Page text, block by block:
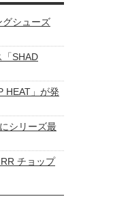
グシューズ
SHAD
HEAT」が発
シリーズ最
チョップ